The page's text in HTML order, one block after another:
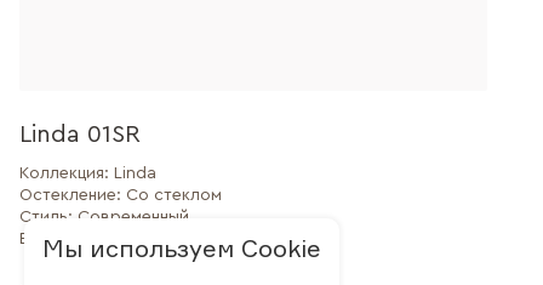
Linda 01SR
Коллекция: Linda
Остекление: Со стеклом
Стиль: Современный
Внешний вид:
Мы используем Cookie